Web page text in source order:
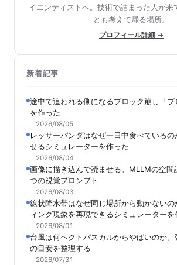
イエンティストへ。技術で詰まった人が来
とも考えて帰る場所。
プロフィール詳細 →
新着記事
途中で追われる側になるブロック崩し「ブ
を作った
2026/08/05
レッサーパンダはなぜ一日中食べている
せるシミュレーターを作った
2026/08/04
画像に描き込んで読ませる。MLLMの空間
つの視覚プロンプト
2026/08/03
線状降水帯はなぜ同じ場所から動かない
ィング現象を再現できるシミュレーターを
2026/08/01
台風は何ヘクトパスカルからやばいのか
の目安を整理する
2026/07/31